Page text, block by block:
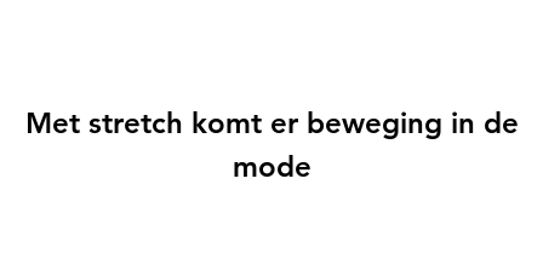
Met stretch komt er beweging in de
mode